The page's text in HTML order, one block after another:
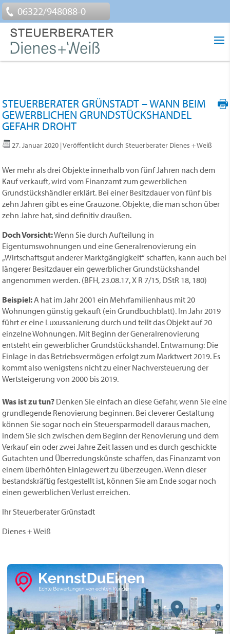
06322/948088-0
STEUERBERATER GRÜNSTADT – WANN BEIM
GEWERBLICHEN GRUNDSTÜCKSHANDEL
GEFAHR DROHT
27. Januar 2020 | Veröffentlicht durch Steuerberater Dienes + Weiß
Wer mehr als drei Objekte innerhalb von fünf Jahren nach dem
Kauf verkauft, wird vom Finanzamt zum gewerb­lichen
Grundstückshändler erklärt. Bei einer Besitzdauer von fünf bis
zehn Jahren gibt es eine Grauzone. Objekte, die man schon über
zehn Jahre hat, sind definitiv draußen.
Doch Vorsicht:Wenn Sie durch Aufteilung in
Eigentumswohnungen und eine Generalrenovierung ein
„Wirtschaftsgut anderer Marktgängigkeit“ schaffen, kann auch bei
längerer Besitzdauer ein gewerblicher Grundstückshandel
angenommen werden. (BFH, 23.08.17, X R 7/15, DStR 18, 180)
Beispiel:A hat im Jahr 2001 ein Mehrfamilienhaus mit 20
Wohnungen günstig gekauft (ein Grundbuchblatt). Im Jahr 2019
führt er eine Luxussanierung durch und teilt das Objekt auf 20
einzelne Wohnungen. Mit Beginn der Generalrenovierung
entsteht ein gewerblicher Grundstückshandel. Entwarnung: Die
Einlage in das Betriebsvermögen erfolgt zum Marktwert 2019. Es
kommt also wenigstens nicht zu einer Nachversteuerung der
Wertsteigerung von 2000 bis 2019.
Was ist zu tun? Denken Sie einfach an diese Gefahr, wenn Sie eine
grundlegende Renovierung beginnen. Bei cleverer Gestaltung
können Sie sogar noch ein Steuersparmodell daraus machen,
indem Sie sich zwischen dem Beginn der Renovierung und dem
Verkauf ein oder zwei Jahre Zeit lassen und es durch geschickte
Gutachten und Überredungskünste schaffen, das Finanzamt von
einem überhöhten Einlagewert zu überzeugen. Wenn dieser
bestandskräftig festgestellt ist, können Sie am Ende sogar noch
einen gewerblichen Verlust erreichen.
Ihr Steuerberater Grünstadt
Dienes + Weiß